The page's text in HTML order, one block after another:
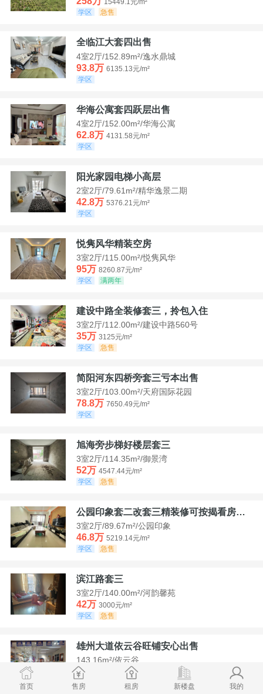
15449.1元/m²
学区
急售
全临江大套四出售
4室2厅/152.89m²/逸水鼎城
93.8万 6135.13元/m²
学区
华海公寓套四跃层出售
4室2厅/152.00m²/华海公寓
62.8万 4131.58元/m²
学区
阳光家园电梯小高层
2室2厅/79.61m²/精华逸景二期
42.8万 5376.21元/m²
学区
悦隽风华精装空房
3室2厅/115.00m²/悦隽风华
95万 8260.87元/m²
学区
满两年
建设中路全装修套三，拎包入住
3室2厅/112.00m²/建设中路560号
35万 3125元/m²
学区
急售
简阳河东四桥旁套三亏本出售
3室2厅/103.00m²/天府国际花园
78.8万 7650.49元/m²
学区
旭海旁步梯好楼层套三
3室2厅/114.35m²/御景湾
52万 4547.44元/m²
学区
急售
公园印象套二改套三精装修可按揭看房方便
3室2厅/89.67m²/公园印象
46.8万 5219.14元/m²
学区
急售
滨江路套三
3室2厅/140.00m²/河韵馨苑
42万 3000元/m²
学区
急售
雄州大道依云谷旺铺安心出售
143.16m²/依云谷
178.8万
12489.52元/m²
学区
首页 售房 租房 新楼盘 我的